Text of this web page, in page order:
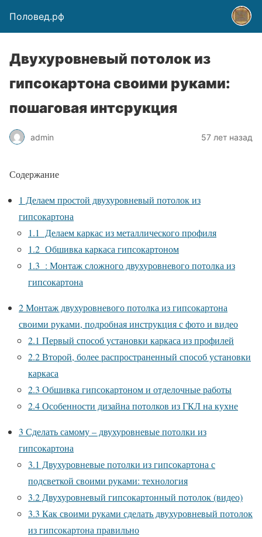
Половед.рф
Двухуровневый потолок из
гипсокартона своими руками:
пошаговая интсрукция
admin 57 лет назад
Содержание
1 Делаем простой двухуровневый потолок из
гипсокартона
1.1
Делаем каркас из металлического профиля
1.2 Обшивка каркаса гипсокартоном
1.3 : Монтаж сложного двухуровневого потолка из
гипсокартона
2Монтаж двухуровневого потолка из гипсокартона
своими руками, подробная инструкция с фото и видео
2.1 Первый способ установки каркаса из профилей
2.2Второй, более распространенный способ установки
каркаса
2.3 Обшивка гипсокартоном и отделочные работы
2.4Особенности дизайна потолков из ГКЛ на кухне
3 Сделать самому – двухуровневые потолки из
гипсокартона
3.1 Двухуровневые потолки из гипсокартона с
подсветкой своими руками: технология
3.2 Двухуровневый гипсокартонный потолок (видео)
3.3 Как своими руками сделать двухуровневый потолок
из гипсокартона правильно